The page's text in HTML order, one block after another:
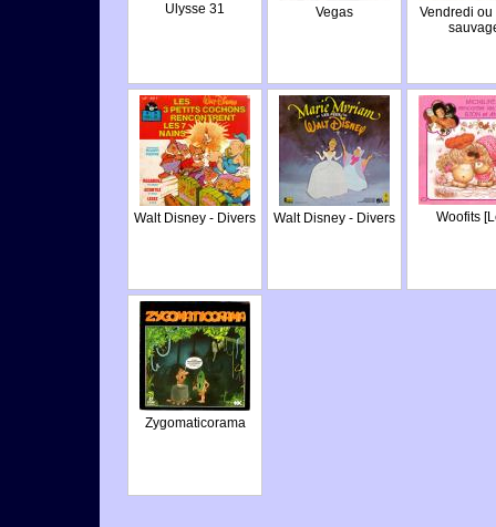
Ulysse 31 Vegas
Vendredi ou
Walt Disney - Divers Walt Disney - Divers Woofits
Zygomaticorama